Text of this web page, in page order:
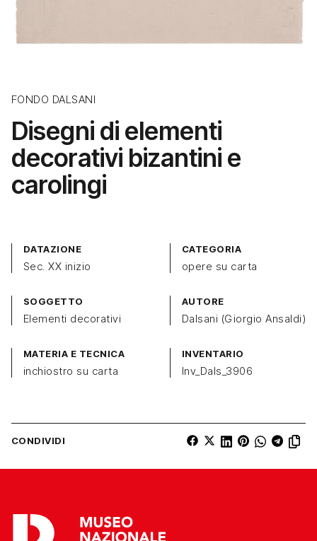
FONDO DALSANI
Disegni di elementi
decorativi bizantini e
carolingi
DATAZIONE
Sec. XX inizio
CATEGORIA
opere su carta
SOGGETTO
Elementi decorativi
AUTORE
Dalsani (Giorgio Ansaldi)
MATERIA E TECNICA
inchiostro su carta
INVENTARIO
Inv_Dals_3906
CONDIVIDI